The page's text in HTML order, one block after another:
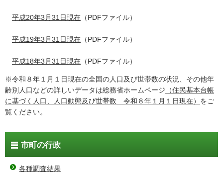
平成20年3月31日現在 （PDFファイル）
平成19年3月31日現在 （PDFファイル）
平成18年3月31日現在 （PDFファイル）
※令和８年１月１日現在の全国の人口及び世帯数の状況、その他年
齢別人口などの詳しいデータは総務省ホームページ （住民基本台帳
に基づく人口、人口動態及び世帯数 令和８年１月１日現在） をご
覧ください。
市町の行政
各種調査結果